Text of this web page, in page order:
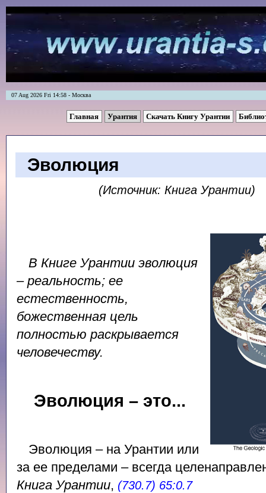
07 Aug 2026 Fri 14:58 - Москва
Главная Урантия Скачать Книгу Урантии
Эволюция
(Источник: Книга Урантии)
В Книге Урантии эволюция
– реальность; ее
естественность,
божественная цель
полностью раскрывается
человечеству.
Эволюция – это...
Эволюция – на Урантии или
за ее пределами – всегда
Книга Урантии, (730.7) 65:0.7